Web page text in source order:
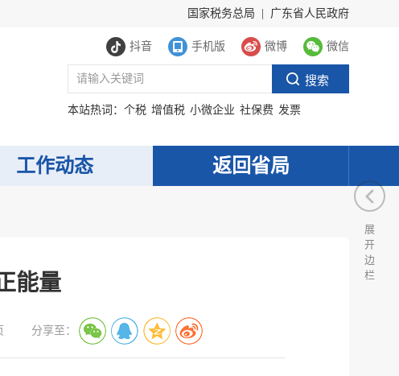
国家税务总局 广东省人民政府
抖音 手机版 微博 微信
本站热词： 个税 增值税 小微企业 社保费 发票
工作动态 返回省局
能量
分享至：
展
开
边
栏